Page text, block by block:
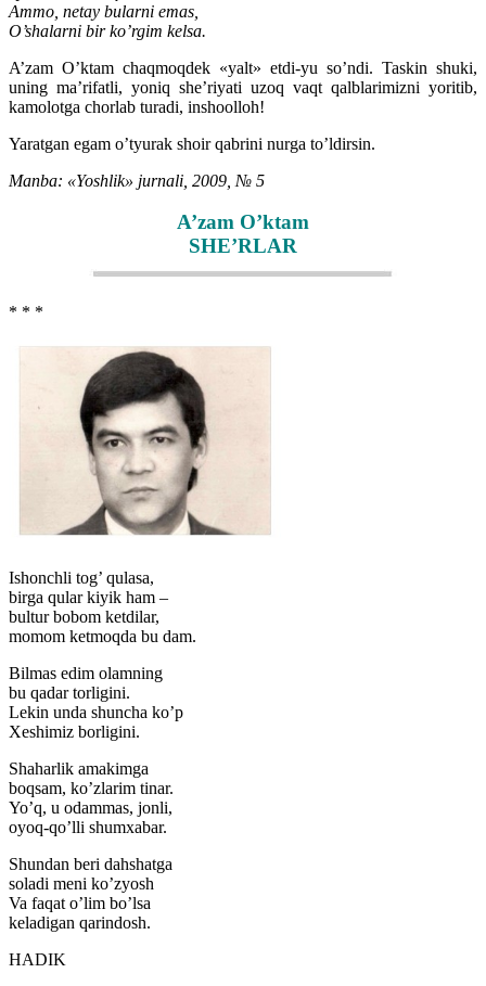
Ammo, netay bularni emas,
O’shalarni bir ko’rgim kelsa.
A’zam O’ktam chaqmoqdek «yalt» etdi-yu so’ndi. Taskin shuki,
uning ma’rifatli, yoniq she’riyati uzoq vaqt qalblarimizni yoritib,
kamolotga chorlab turadi, inshoolloh!
Yaratgan egam o’tyurak shoir qabrini nurga to’ldirsin.
Manba: «Yoshlik» jurnali, 2009, № 5
A’zam O’ktam
SHE’RLAR
* * *
Ishonchli tog’ qulasa,
birga qular kiyik ham –
bultur bobom ketdilar,
momom ketmoqda bu dam.
Bilmas edim olamning
bu qadar torligini.
Lekin unda shuncha ko’p
Xeshimiz borligini.
Shaharlik amakimga
boqsam, ko’zlarim tinar.
Yo’q, u odammas, jonli,
oyoq-qo’lli shumxabar.
Shundan beri dahshatga
soladi meni ko’zyosh
Va faqat o’lim bo’lsa
keladigan qarindosh.
HADIK